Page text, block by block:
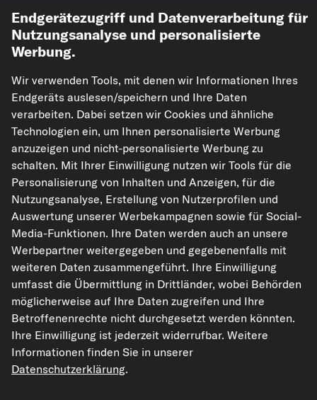
Unsere Versandpartner
kfzteile24.de carpardoo.nl
carpardoo.fr
carpardoo.dk
Die hier dargestellten Daten, insbesondere die gesamte Datenbank, dürfen
nicht vervielfältigt werden. Die Vervielfältigung und Verbreitung der Daten und
der Datenbank ohne vorherige Einwilligung von TecAlliance und/oder die
Einbeziehung Dritter in solche Aktivitäten ist streng verboten. Jegliche
unautorisierte Nutzung von Inhalten stellt eine Verletzung des Urheberrechts
dar und kann rechtliche Schritte nach sich ziehen.
Vertrag widerrufen
© 2026 kfzteile24 GmbH - Alle Rechte vorbehalten.
Endgerätezugriff und Datenverarbeitung für
Nutzungsanalyse und personalisierte
Werbung.
Wir verwenden Tools, mit denen wir Informationen Ihres
Endgeräts auslesen/speichern und Ihre Daten
verarbeiten. Dabei setzen wir Cookies und ähnliche
Technologien ein, um Ihnen personalisierte Werbung
anzuzeigen und nicht-personalisierte Werbung zu
schalten. Mit Ihrer Einwilligung nutzen wir Tools für die
Personalisierung von Inhalten und Anzeigen, für die
Nutzungsanalyse, Erstellung von Nutzerprofilen und
Auswertung unserer Werbekampagnen sowie für Social-
Media-Funktionen. Ihre Daten werden auch an unsere
Werbepartner weitergegeben und gegebenenfalls mit
weiteren Daten zusammengeführt. Ihre Einwilligung
umfasst die Übermittlung in Drittländer, wobei Behörden
möglicherweise auf Ihre Daten zugreifen und Ihre
Betroffenenrechte nicht durchgesetzt werden könnten.
Ihre Einwilligung ist jederzeit widerrufbar. Weitere
Informationen finden Sie in unserer
Datenschutzerklärung.